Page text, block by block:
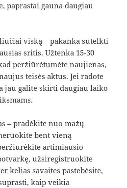
paprastai gauna daugiau
viską – pakanka sutelkti
sritis. Užtenka 15-30
peržiūrėtumėte naujienas,
teisės aktus. Jei radote
jau galite skirti daugiau laiko
– pradėkite nuo mažų
bent vieną
artimiausio
užsiregistruokite
kelias savaites pastebėsite,
kaip veikia